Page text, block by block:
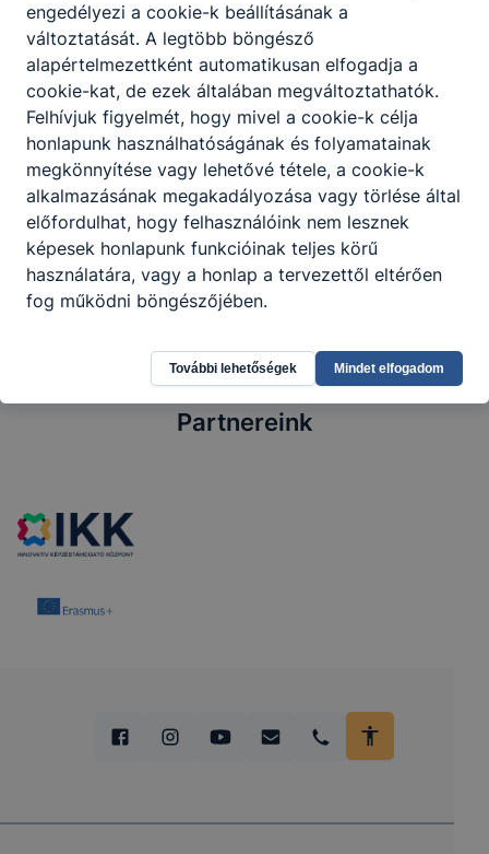
Letöltés
PÁV Kiadvány
Letöltés
Archívum
Partnereink
engedélyezi a cookie-k beállításának a
változtatását. A legtöbb böngésző
alapértelmezettként automatikusan elfogadja a
cookie-kat, de ezek általában megváltoztathatók.
Felhívjuk figyelmét, hogy mivel a cookie-k célja
honlapunk használhatóságának és folyamatainak
megkönnyítése vagy lehetővé tétele, a cookie-k
alkalmazásának megakadályozása vagy törlése által
előfordulhat, hogy felhasználóink nem lesznek
képesek honlapunk funkcióinak teljes körű
használatára, vagy a honlap a tervezettől eltérően
fog működni böngészőjében.
További lehetőségek Mindet elfogadom